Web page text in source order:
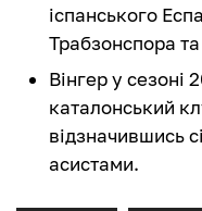
іспанського
Трабзонспора
Вінгер у сезоні
каталонський
відзначившись
асистами.